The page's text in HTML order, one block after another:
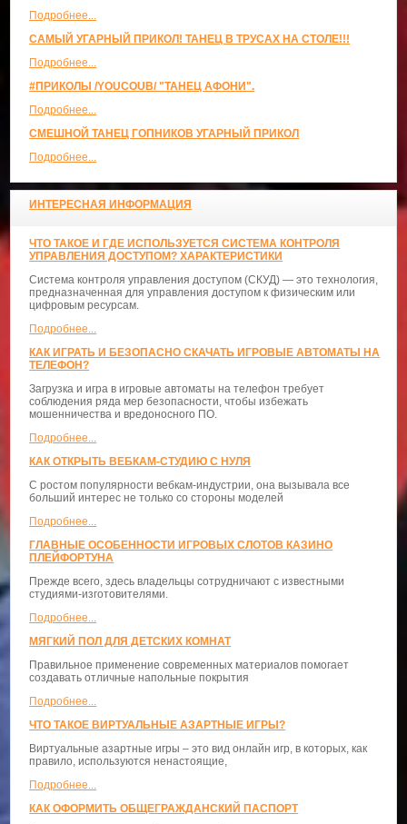
Подробнее...
САМЫЙ УГАРНЫЙ ПРИКОЛ! ТАНЕЦ В ТРУСАХ НА СТОЛЕ!!!
Подробнее...
#ПРИКОЛЫ /YOUCOUB/ "ТАНЕЦ АФОНИ".
Подробнее...
СМЕШНОЙ ТАНЕЦ ГОПНИКОВ УГАРНЫЙ ПРИКОЛ
Подробнее...
ИНТЕРЕСНАЯ ИНФОРМАЦИЯ
ЧТО ТАКОЕ И ГДЕ ИСПОЛЬЗУЕТСЯ СИСТЕМА КОНТРОЛЯ
УПРАВЛЕНИЯ ДОСТУПОМ? ХАРАКТЕРИСТИКИ
Система контроля управления доступом (СКУД) — это технология,
предназначенная для управления доступом к физическим или
цифровым ресурсам.
Подробнее...
КАК ИГРАТЬ И БЕЗОПАСНО СКАЧАТЬ ИГРОВЫЕ АВТОМАТЫ НА
ТЕЛЕФОН?
Загрузка и игра в игровые автоматы на телефон требует
соблюдения ряда мер безопасности, чтобы избежать
мошенничества и вредоносного ПО.
Подробнее...
КАК ОТКРЫТЬ ВЕБКАМ-СТУДИЮ С НУЛЯ
С ростом популярности вебкам-индустрии, она вызывала все
больший интерес не только со стороны моделей
Подробнее...
ГЛАВНЫЕ ОСОБЕННОСТИ ИГРОВЫХ СЛОТОВ КАЗИНО
ПЛЕЙФОРТУНА
Прежде всего, здесь владельцы сотрудничают с известными
студиями-изготовителями.
Подробнее...
МЯГКИЙ ПОЛ ДЛЯ ДЕТСКИХ КОМНАТ
Правильное применение современных материалов помогает
создавать отличные напольные покрытия
Подробнее...
ЧТО ТАКОЕ ВИРТУАЛЬНЫЕ АЗАРТНЫЕ ИГРЫ?
Виртуальные азартные игры – это вид онлайн игр, в которых, как
правило, используются ненастоящие,
Подробнее...
КАК ОФОРМИТЬ ОБЩЕГРАЖДАНСКИЙ ПАСПОРТ